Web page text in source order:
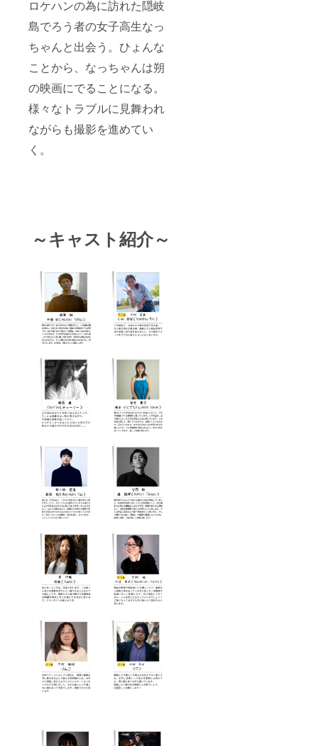
ロケハンの為に訪れた隠岐
島でろう者の女子高生なっ
ちゃんと出会う。ひょんな
ことから、なっちゃんは朔
の映画にでることになる。
様々なトラブルに見舞われ
ながらも撮影を進めてい
く。
～キャスト紹介～